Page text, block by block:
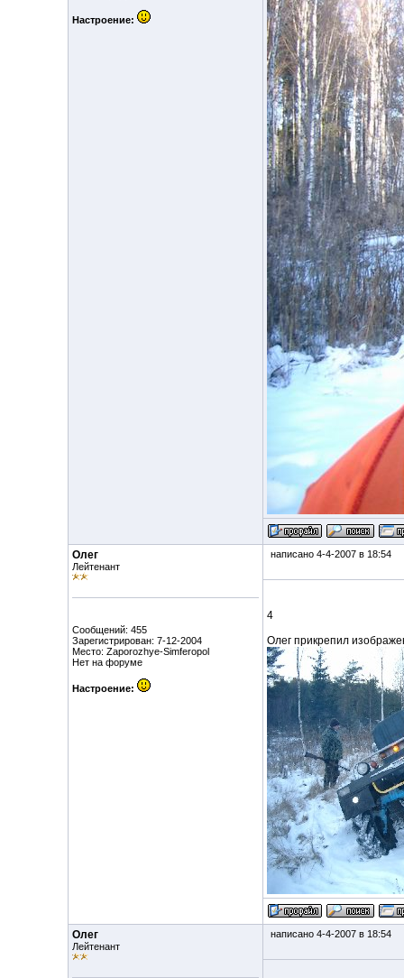
Настроение:
Олег
Лейтенант
Сообщений: 455
Зарегистрирован: 7-12-2004
Место: Zaporozhye-Simferopol
Нет на форуме
Настроение:
написано 4-4-2007 в 18:54
4
Олег прикрепил
Олег
Лейтенант
написано 4-4-2007 в 18:54